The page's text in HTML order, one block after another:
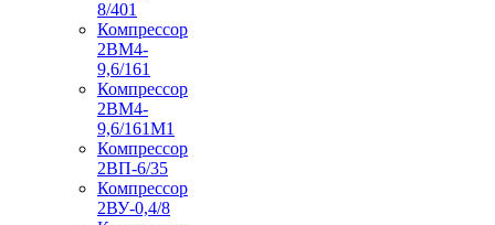
8/401
Компрессор
2ВМ4-
9,6/161
Компрессор
2ВМ4-
9,6/161М1
Компрессор
2ВП-6/35
Компрессор
2ВУ-0,4/8